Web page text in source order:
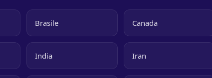
Brasile Canada
India Iran